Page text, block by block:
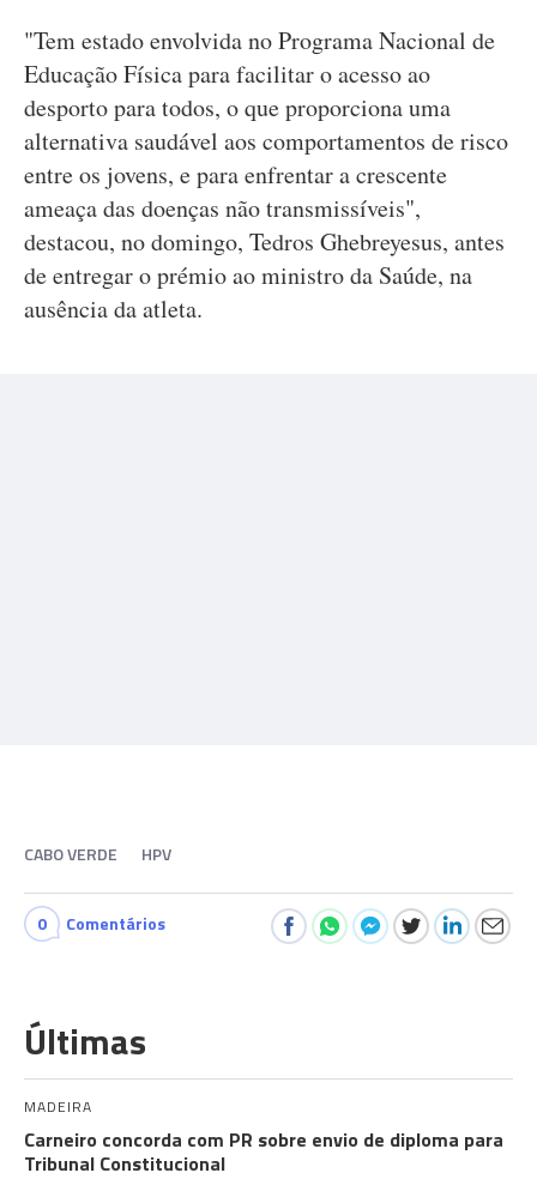
"Tem estado envolvida no Programa Nacional de
Educação Física para facilitar o acesso ao
desporto para todos, o que proporciona uma
alternativa saudável aos comportamentos de risco
entre os jovens, e para enfrentar a crescente
ameaça das doenças não transmissíveis",
destacou, no domingo, Tedros Ghebreyesus, antes
de entregar o prémio ao ministro da Saúde, na
ausência da atleta.
CABO VERDE HPV
0 Comentários
Últimas
MADEIRA
Carneiro concorda com PR sobre envio de diploma para
Tribunal Constitucional